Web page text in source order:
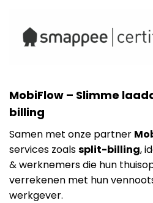
MobiFlow – Slimme
billing
Samen met onze partner
services zoalssplit-billing,
& werknemers die hun
verrekenen met hun
werkgever.